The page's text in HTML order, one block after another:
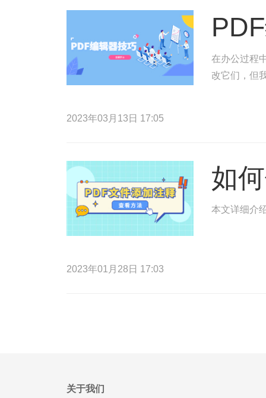
在办公过程
改它们，但
2023年03月13日 17:05
如
本文详细介
2023年01月28日 17:03
关于我们